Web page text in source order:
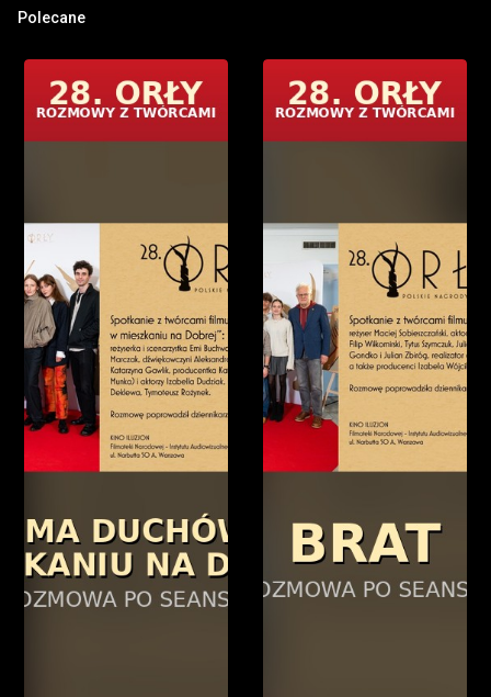
Bartka Cierlicy unikają kostiumowej cepelii. Zamiast
i fizyczność świata były kluczowe dla wizualnego języka
Zapraszamy do obejrzenia rozmowy po seansie filmu
„Dziki”. Cykl: Festiwal 28. Orłów — Rozmowy po seansach.
Polska Nagroda Filmowa. Realizacja LIVE — AMA FILM
ACADEMY
Polecane